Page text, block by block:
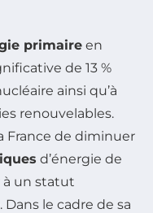
primaire en
de 13 %
ainsi qu’à
renouvelables.
France de diminuer
d’énergie de
à un statut
le cadre de sa